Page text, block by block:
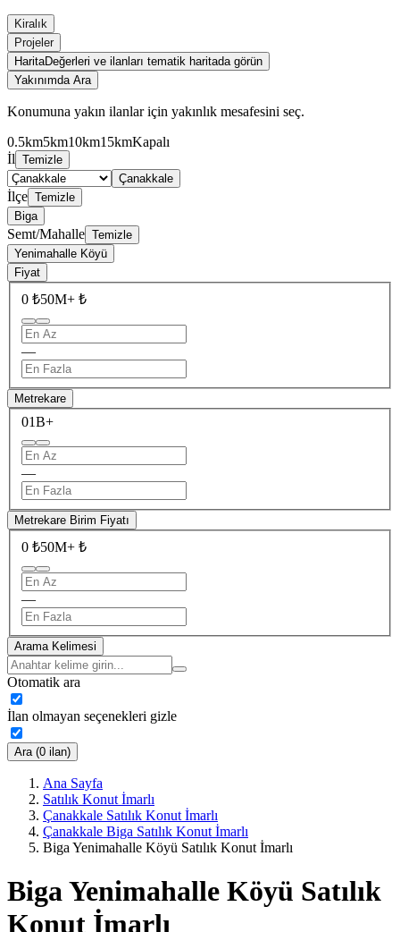
Kiralık
Projeler
HaritaDeğerleri ve ilanları tematik haritada görün
Yakınımda Ara
Konumuna yakın ilanlar için yakınlık mesafesini seç.
0.5km5km10km15kmKapalı
İl Temizle
Çanakkale
İlçe Temizle
Biga
Semt/Mahalle Temizle
Yenimahalle Köyü
Fiyat
0 ₺50M+ ₺
—
Metrekare
01B+
—
Metrekare Birim Fiyatı
0 ₺50M+ ₺
—
Arama Kelimesi
Otomatik ara
İlan olmayan seçenekleri gizle
Ara (0 ilan)
Ana Sayfa
Satılık Konut İmarlı
Çanakkale Satılık Konut İmarlı
Çanakkale Biga Satılık Konut İmarlı
Biga Yenimahalle Köyü Satılık Konut İmarlı
Biga Yenimahalle Köyü Satılık
Konut İmarlı